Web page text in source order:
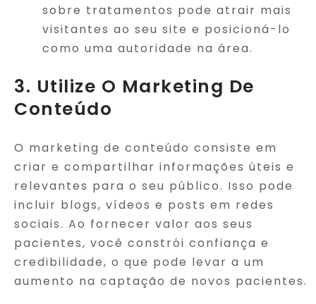
sobre tratamentos pode atrair mais
visitantes ao seu site e posicioná-lo
como uma autoridade na área.
3. Utilize O Marketing De
Conteúdo
O marketing de conteúdo consiste em
criar e compartilhar informações úteis e
relevantes para o seu público. Isso pode
incluir blogs, vídeos e posts em redes
sociais. Ao fornecer valor aos seus
pacientes, você constrói confiança e
credibilidade, o que pode levar a um
aumento na captação de novos pacientes.